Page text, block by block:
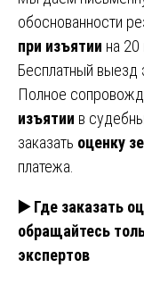
обоснованности
при изъятии на
Бесплатный выезд
Полное
изъятии в
заказать оценку
платежа.
▶️ Где заказать
обращайтесь
экспертов